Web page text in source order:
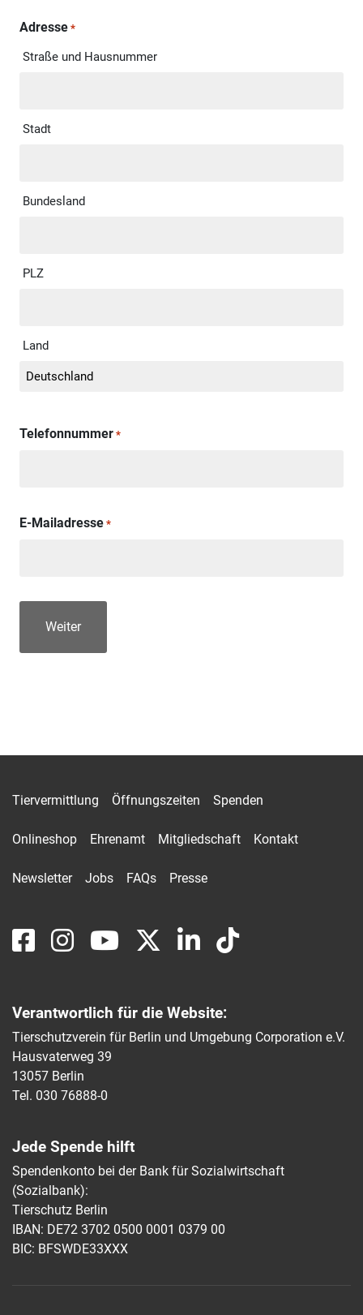
Adresse *
Straße und Hausnummer
Stadt
Bundesland
PLZ
Land
Telefonnummer *
E-Mailadresse *
Tiervermittlung Öffnungszeiten Spenden
Onlineshop Ehrenamt Mitgliedschaft Kontakt
Newsletter Jobs FAQs Presse
Verantwortlich für die Website:
Tierschutzverein für Berlin und Umgebung Corporation e.V.
Hausvaterweg 39
13057 Berlin
Tel. 030 76888-0
Jede Spende hilft
Spendenkonto bei der Bank für Sozialwirtschaft
(Sozialbank):
Tierschutz Berlin
IBAN: DE72 3702 0500 0001 0379 00
BIC: BFSWDE33XXX